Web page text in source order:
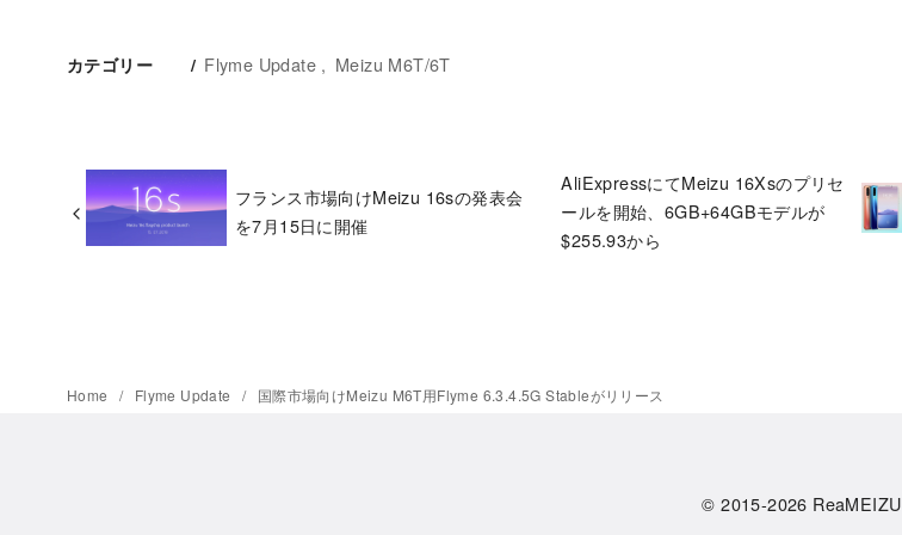
カテゴリー Flyme Update Meizu M6T/6T
フランス市場向けMeizu 16sの発表会
を7月15日に開催
AliExpressにてMeizu 16Xsのプリセ
ールを開始、6GB+64GBモデルが
$255.93から
Home Flyme Update 国際市場向けMeizu M6T用Flyme 6.3.4.5G Stableがリリース
© 2015-2026 ReaMEIZU